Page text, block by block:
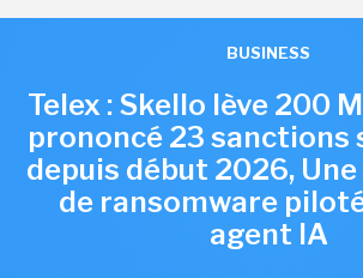
BUSINESS
Telex : Skello lève 200
prononcé 23 sanctions
depuis début 2026,
de ransomware
agent IA